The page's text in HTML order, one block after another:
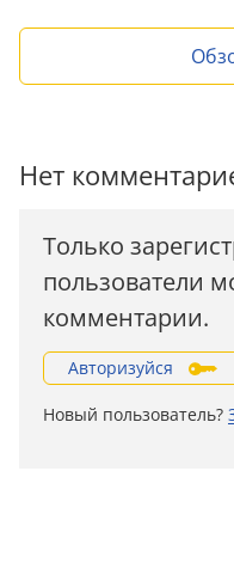
Нет
Только
пользователи
комментарии.
Авторизуйся
Новый пользователь?